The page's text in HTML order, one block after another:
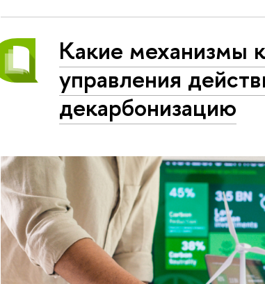
Какие механизмы
управления
декарбонизацию